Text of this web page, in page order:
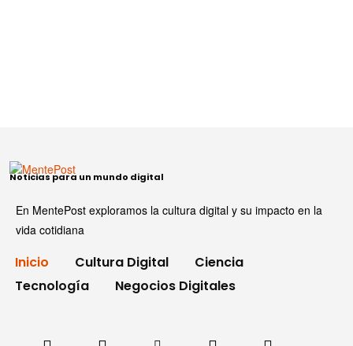
Noticias para un mundo digital
En MentePost exploramos la cultura digital y su impacto en la
vida cotidiana
Inicio Cultura Digital
Ciencia
Tecnología
Negocios Digitales